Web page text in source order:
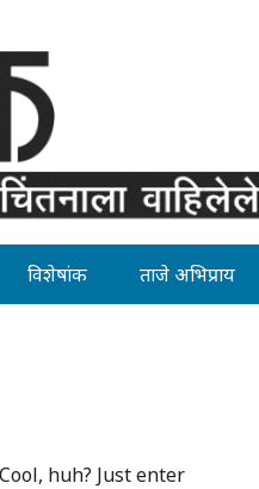
विशेषांक ताजे अभिप्राय
huh? Just enter